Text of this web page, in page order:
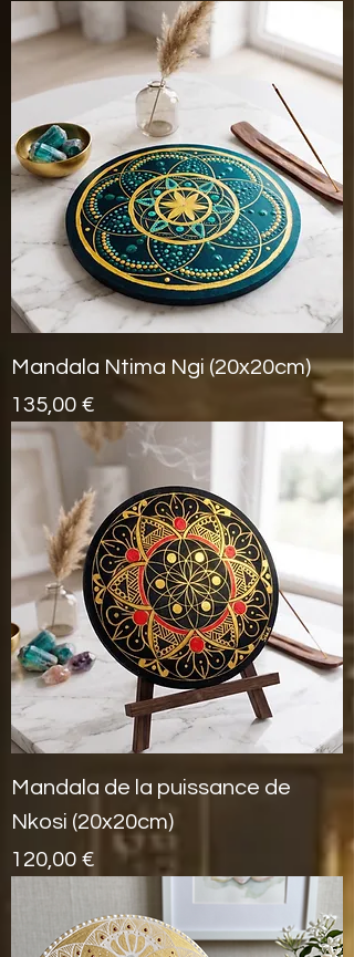
Mandala Ntima Ngi (20x20cm)
Prix
135,00 €
Mandala de la puissance de
Nkosi (20x20cm)
Prix
120,00 €